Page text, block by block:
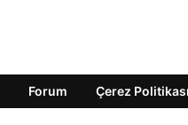
Forum Çerez Politikası